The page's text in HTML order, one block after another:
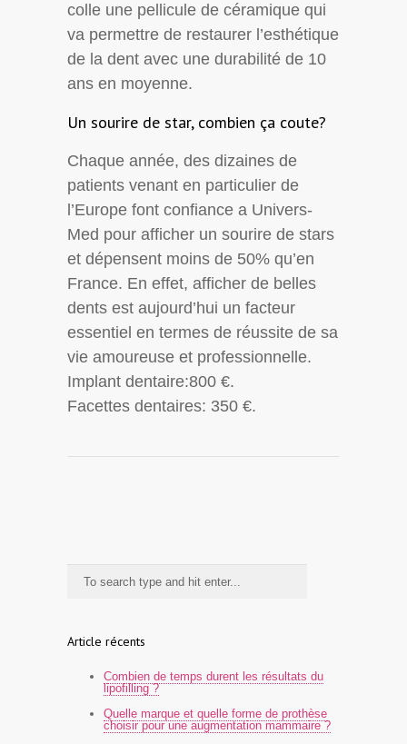
colle une pellicule de céramique qui
va permettre de restaurer l’esthétique
de la dent avec une durabilité de 10
ans en moyenne.
Un sourire de star, combien ça coute?
Chaque année, des dizaines de
patients venant en particulier de
l’Europe font confiance a Univers-
Med pour afficher un sourire de stars
et dépensent moins de 50% qu’en
France. En effet, afficher de belles
dents est aujourd’hui un facteur
essentiel en termes de réussite de sa
vie amoureuse et professionnelle.
Implant dentaire:800 €.
Facettes dentaires: 350 €.
Article récents
Combien de temps durent les résultats du
lipofilling ?
Quelle marque et quelle forme de prothèse
choisir pour une augmentation mammaire ?